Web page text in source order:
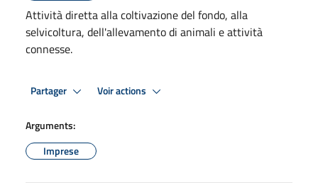
Attività diretta alla coltivazione del fondo, alla
selvicoltura, dell'allevamento di animali e attività
connesse.
Partager Voir actions
Arguments:
Imprese